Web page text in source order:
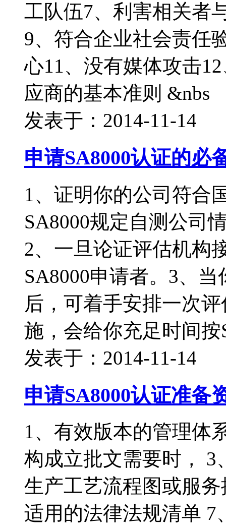
工队伍7、利害相关者
9、符合企业社会责任
心11、没有媒体攻击
应商的基本准则 &nbs
发表于：2014-11-14
申请SA8000认证的必
1、证明你的公司符合
SA8000规定自测公司
2、一旦论证评估机构
SA8000申请者。3、
后，可着手安排一次
施，会给你充足时间按
发表于：2014-11-14
申请SA8000认证准备
1、有效版本的管理体
构成立批文需要时， 3
生产工艺流程图或服
适用的法律法规清单 7